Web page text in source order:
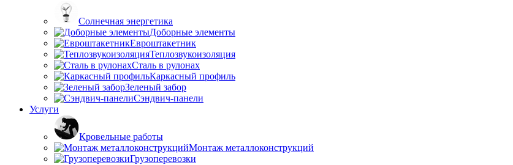
Солнечная энергетика
Доборные элементы
Евроштакетник
Теплозвукоизоляция
Сталь в рулонах
Каркасный профиль
Зеленый забор
Сэндвич-панели
Услуги
Кровельные работы
Монтаж металлоконструкций
Грузоперевозки